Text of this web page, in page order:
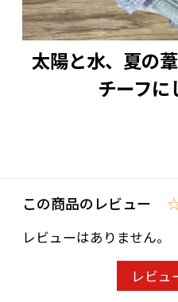
太陽と水、夏の
チーフに
この商品のレビュー
レビューはありません。
レビュ